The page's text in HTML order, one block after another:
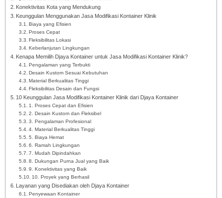
Konektivitas Kota yang Mendukung
Keunggulan Menggunakan Jasa Modifikasi Kontainer Klinik
Biaya yang Efisien
Proses Cepat
Fleksibilitas Lokasi
Keberlanjutan Lingkungan
Kenapa Memilih Djaya Kontainer untuk Jasa Modifikasi Kontainer Klinik?
Pengalaman yang Terbukti
Desain Kustom Sesuai Kebutuhan
Material Berkualitas Tinggi
Fleksibilitas Desain dan Fungsi
10 Keunggulan Jasa Modifikasi Kontainer Klinik dari Djaya Kontainer
1. Proses Cepat dan Efisien
2. Desain Kustom dan Fleksibel
3. Pengalaman Profesional
4. Material Berkualitas Tinggi
5. Biaya Hemat
6. Ramah Lingkungan
7. Mudah Dipindahkan
8. Dukungan Purna Jual yang Baik
9. Konektivitas yang Baik
10. Proyek yang Berhasil
Layanan yang Disediakan oleh Djaya Kontainer
Penyewaan Kontainer